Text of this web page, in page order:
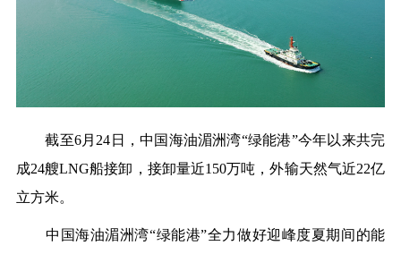
截至6月24日，中国海油湄洲湾“绿能港”今年以来共完
成24艘LNG船接卸，接卸量近150万吨，外输天然气近22亿
立方米。
中国海油湄洲湾“绿能港”全力做好迎峰度夏期间的能